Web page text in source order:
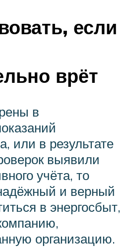
если
врёт
в
или в результате
выявили
учёта, то
и верный
в энергосбыт,
организацию.